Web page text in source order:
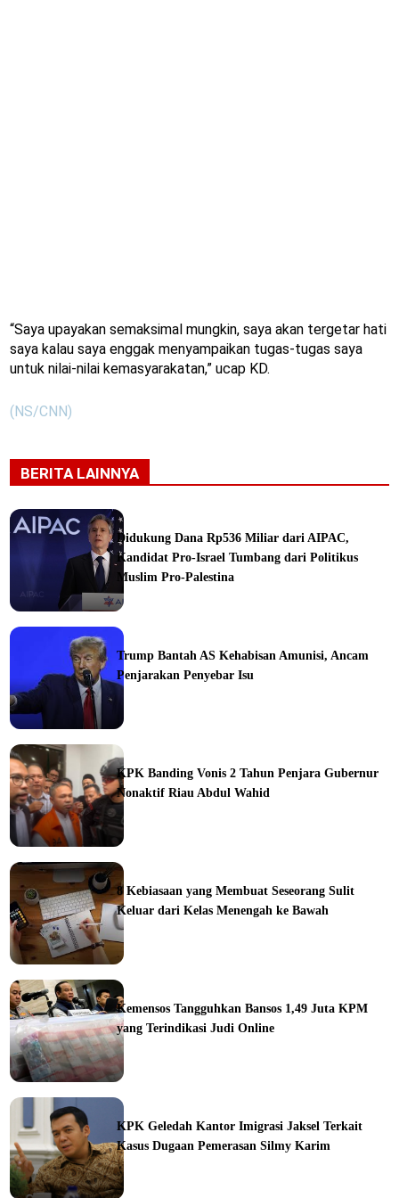
“Saya upayakan semaksimal mungkin, saya akan tergetar hati
saya kalau saya enggak menyampaikan tugas-tugas saya
untuk nilai-nilai kemasyarakatan,” ucap KD.
(NS/CNN)
BERITA LAINNYA
Didukung Dana Rp536 Miliar dari AIPAC,
Kandidat Pro-Israel Tumbang dari Politikus
Muslim Pro-Palestina
Trump Bantah AS Kehabisan Amunisi, Ancam
Penjarakan Penyebar Isu
KPK Banding Vonis 2 Tahun Penjara Gubernur
Nonaktif Riau Abdul Wahid
8 Kebiasaan yang Membuat Seseorang Sulit
Keluar dari Kelas Menengah ke Bawah
Kemensos Tangguhkan Bansos 1,49 Juta KPM
yang Terindikasi Judi Online
KPK Geledah Kantor Imigrasi Jaksel Terkait
Kasus Dugaan Pemerasan Silmy Karim